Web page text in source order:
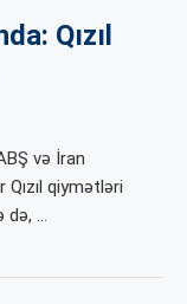
Qızıl
və İran
qiymətləri
də, …